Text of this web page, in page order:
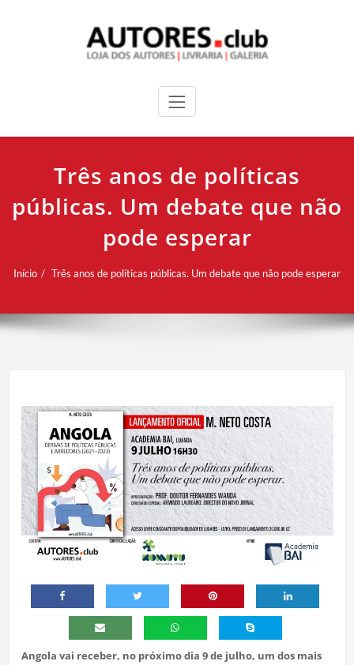
Três anos de políticas
públicas. Um debate que não
pode esperar
Início Três anos de políticas públicas. Um debate que não pode esperar
Angola vai receber, no próximo dia 9 de julho, um dos mais